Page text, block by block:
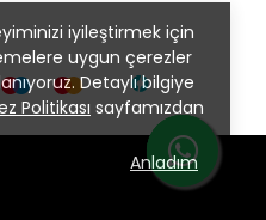
iyileştirmek için
uygun çerezler
Detaylı bilgiye
Politikası sayfamızdan
Anladım